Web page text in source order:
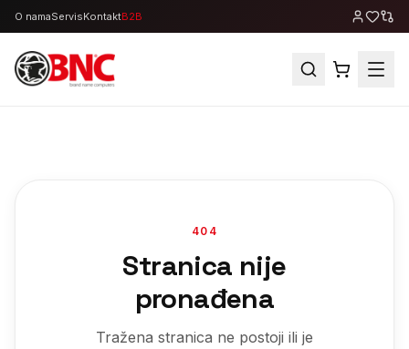
O namaServisKontaktB2B
404
Stranica nije
pronađena
Tražena stranica ne postoji ili je